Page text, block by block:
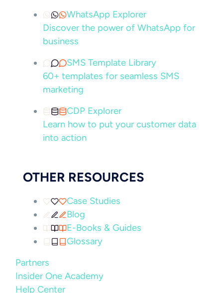
WhatsApp Explorer
Discover the power of WhatsApp for
business
SMS Template Library
60+ templates for seamless SMS
marketing
CDP Explorer
Learn how to put your customer data
into action
OTHER RESOURCES
Case Studies
Blog
E-Books & Guides
Glossary
Partners
Insider One Academy
Help Center